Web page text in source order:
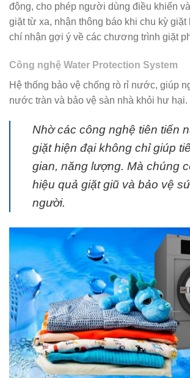
động, cho phép người dùng điều khiển
giặt từ xa, nhận thông báo khi chu kỳ giặt
chí nhận gợi ý về các chương trình giặt
Công nghệ Water Protection System
Hệ thống bảo vệ chống rò rỉ nước, giúp
nước tràn và bảo vệ sàn nhà khỏi hư hại.
Nhờ các công nghệ tiên tiến
giặt hiện đại không chỉ giúp
gian, năng lượng. Mà chúng
hiệu quả giặt giũ và bảo vệ
người.